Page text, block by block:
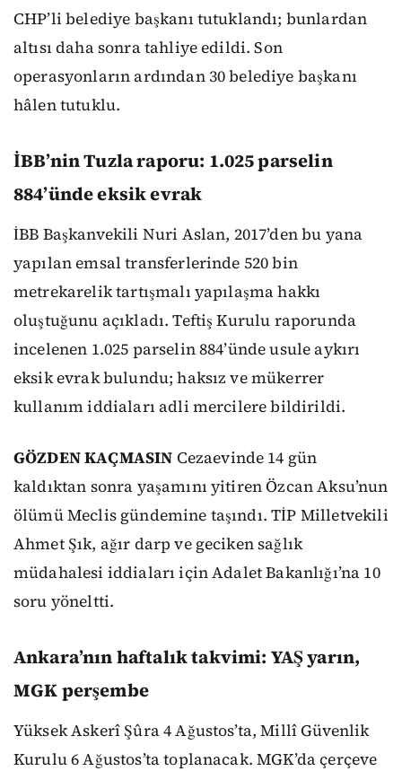
CHP’li belediye başkanı tutuklandı; bunlardan
altısı daha sonra tahliye edildi. Son
operasyonların ardından 30 belediye başkanı
hâlen tutuklu.
İBB’nin Tuzla raporu: 1.025 parselin
884’ünde eksik evrak
İBB Başkanvekili Nuri Aslan, 2017’den bu yana
yapılan emsal transferlerinde 520 bin
metrekarelik tartışmalı yapılaşma hakkı
oluştuğunu açıkladı. Teftiş Kurulu raporunda
incelenen 1.025 parselin 884’ünde usule aykırı
eksik evrak bulundu; haksız ve mükerrer
kullanım iddiaları adli mercilere bildirildi.
GÖZDEN KAÇMASIN Cezaevinde 14 gün
kaldıktan sonra yaşamını yitiren Özcan Aksu’nun
ölümü Meclis gündemine taşındı. TİP Milletvekili
Ahmet Şık, ağır darp ve geciken sağlık
müdahalesi iddiaları için Adalet Bakanlığı’na 10
soru yöneltti.
Ankara’nın haftalık takvimi: YAŞ yarın,
MGK perşembe
Yüksek Askerî Şûra 4 Ağustos’ta, Millî Güvenlik
Kurulu 6 Ağustos’ta toplanacak. MGK’da çerçeve